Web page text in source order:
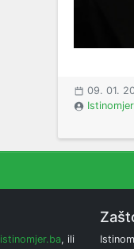
09. 01.
Istinomjer
istinomjer.ba, ili